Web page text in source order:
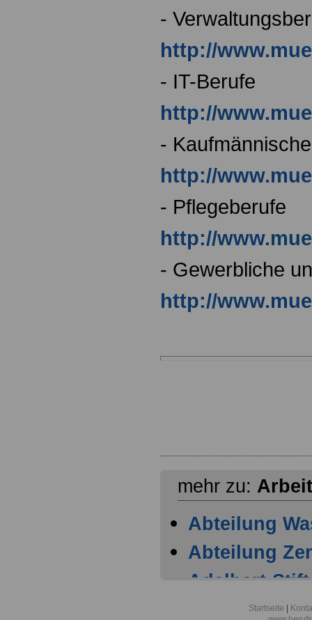
-
http://
- IT-Berufe
http://
-
http://
- Pflegeberufe
http://
- Gewerbliche
http://
mehr zu:
Abteilung
Abteilung
Adalbert-
München
Startseite